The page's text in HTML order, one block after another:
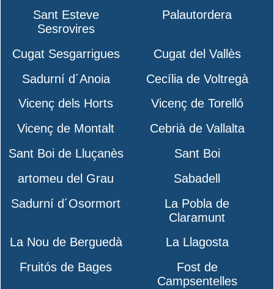
Sant Esteve
Sesrovires
Palautordera
Cugat Sesgarrigues
Cugat del Vallès
Sadurní d´Anoia
Cecília de Voltregà
Vicenç dels Horts
Vicenç de Torelló
Vicenç de Montalt
Cebrià de Vallalta
Sant Boi de Lluçanès
Sant Boi
artomeu del Grau
Sabadell
Sadurní d´Osormort
La Pobla de
Claramunt
La Nou de Berguedà
La Llagosta
Fruitós de Bages
Fost de
Campsentelles